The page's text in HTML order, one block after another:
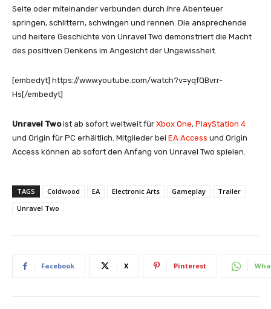
Seite oder miteinander verbunden durch ihre Abenteuer
springen, schlittern, schwingen und rennen. Die ansprechende
und heitere Geschichte von Unravel Two demonstriert die Macht
des positiven Denkens im Angesicht der Ungewissheit.
[embedyt] https://www.youtube.com/watch?v=yqfQBvrr-
Hs[/embedyt]
Unravel Twoist ab sofort weltweit für Xbox One, PlayStation 4
und Origin für PC erhältlich. Mitglieder bei EA Access und Origin
Access können ab sofort den Anfang von Unravel Two spielen.
TAGS Coldwood EA Electronic Arts Gameplay
Trailer
Unravel Two
Facebook X Pinterest